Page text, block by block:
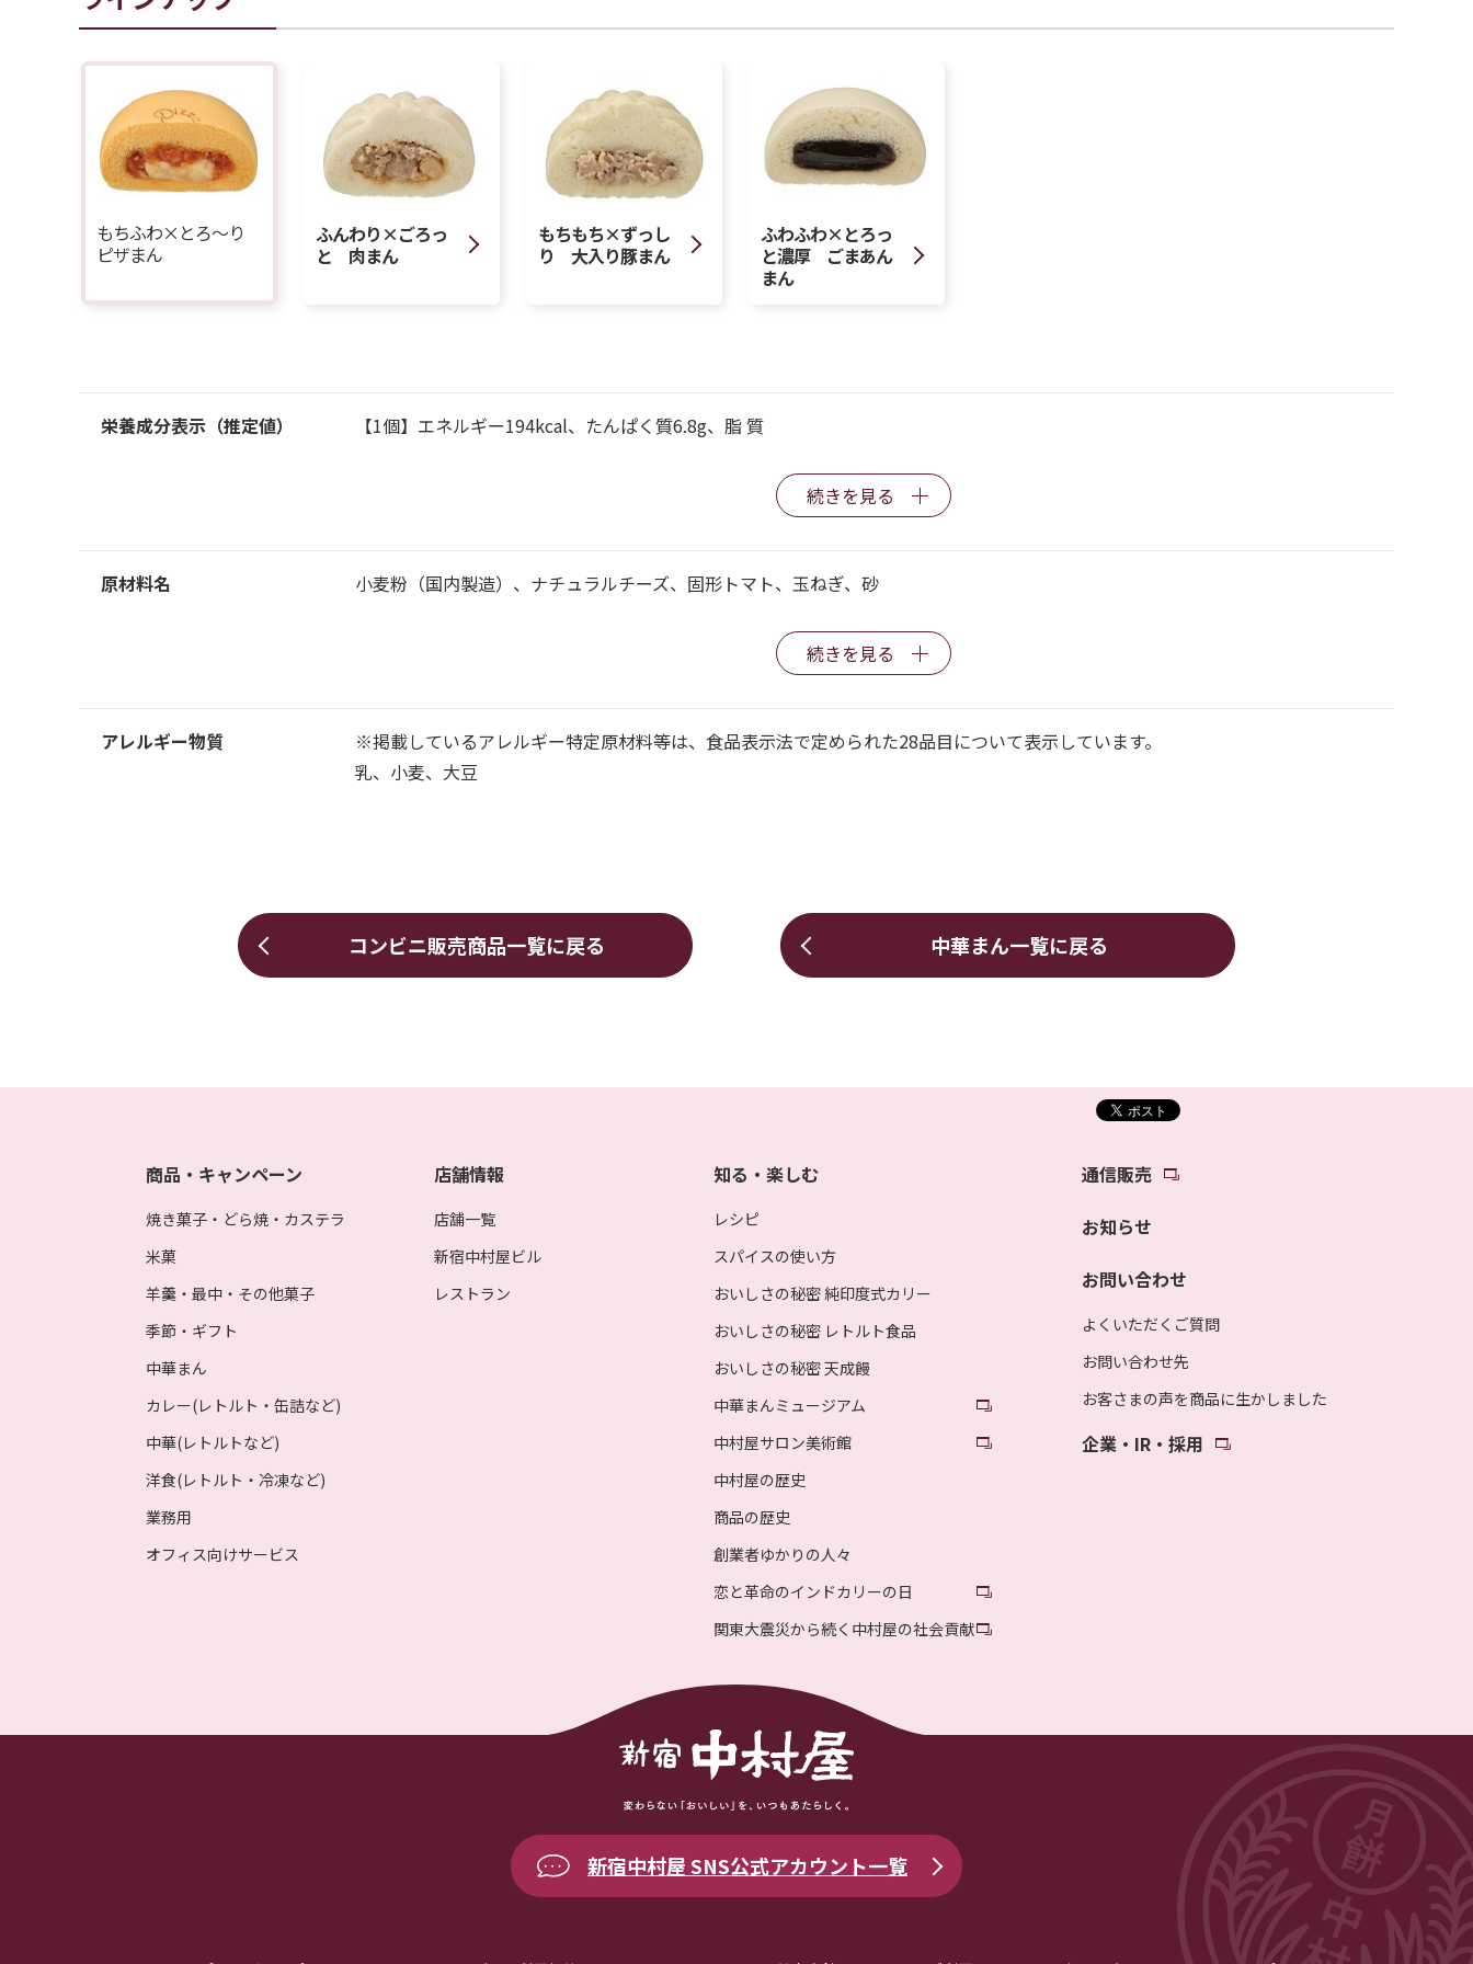
もちふわ×とろ～り
ピザまん
ふんわり×ごろっ
と 肉まん
もちもち×ずっし
り 大入り豚まん
ふわふわ×とろっ
と濃厚 ごまあん
まん
栄養成分表示（推定値） 【1個】エネルギー194kcal、たんぱく質6.8g、脂 質
続きを見る
原材料名 小麦粉（国内製造）、ナチュラルチーズ、固形トマト、玉ねぎ、砂
続きを見る
アレルギー物質
※掲載しているアレルギー特定原材料等は、食品表示法で定められた28品目について表示しています。
乳、小麦、大豆
コンビニ販売商品一覧に戻る 中華まん一覧に戻る
商品・キャンペーン
焼き菓子・どら焼・カステラ
米菓
羊羹・最中・その他菓子
季節・ギフト
中華まん
カレー(レトルト・缶詰など)
中華(レトルトなど)
洋食(レトルト・冷凍など)
業務用
オフィス向けサービス
店舗情報
店舗一覧
新宿中村屋ビル
レストラン
知る・楽しむ
レシピ
スパイスの使い方
おいしさの秘密 純印度式カリー
おいしさの秘密 レトルト食品
おいしさの秘密 天成饅
中華まんミュージアム
中村屋サロン美術館
中村屋の歴史
商品の歴史
創業者ゆかりの人々
恋と革命のインドカリーの日
関東大震災から続く中村屋の社会貢献
通信販売
お知らせ
お問い合わせ
よくいただくご質問
お問い合わせ先
お客さまの声を商品に生かしました
企業・IR・採用
新宿中村屋 SNS公式アカウント一覧